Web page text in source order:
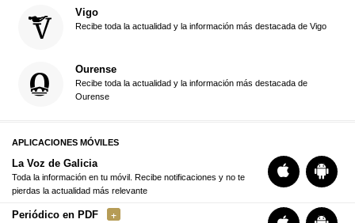
Vigo
Recibe toda la actualidad y la información más destacada de Vigo
Ourense
Recibe toda la actualidad y la información más destacada de
Ourense
APLICACIONES MÓVILES
La Voz de Galicia
Toda la información en tu móvil. Recibe notificaciones y no te
pierdas la actualidad más relevante
Periódico en PDF